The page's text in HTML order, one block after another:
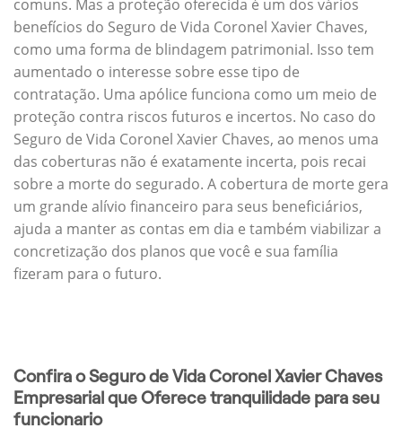
comuns. Mas a proteção oferecida é um dos vários
benefícios do Seguro de Vida Coronel Xavier Chaves,
como uma forma de blindagem patrimonial. Isso tem
aumentado o interesse sobre esse tipo de
contratação. Uma apólice funciona como um meio de
proteção contra riscos futuros e incertos. No caso do
Seguro de Vida Coronel Xavier Chaves, ao menos uma
das coberturas não é exatamente incerta, pois recai
sobre a morte do segurado. A cobertura de morte gera
um grande alívio financeiro para seus beneficiários,
ajuda a manter as contas em dia e também viabilizar a
concretização dos planos que você e sua família
fizeram para o futuro.
Confira o Seguro de Vida Coronel Xavier Chaves
Empresarial que Oferece tranquilidade para seu
funcionario